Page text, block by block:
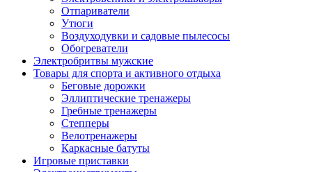
Отпариватели
Утюги
Воздуходувки и садовые пылесосы
Обогреватели
Электробритвы мужские
Товары для спорта и активного отдыха
Беговые дорожки
Эллиптические тренажеры
Гребные тренажеры
Степперы
Велотренажеры
Каркасные батуты
Игровые приставки